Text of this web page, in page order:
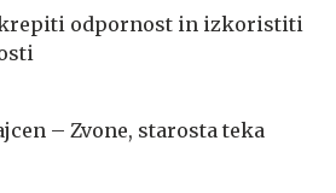
odpornost in izkoristiti
– Zvone, starosta teka